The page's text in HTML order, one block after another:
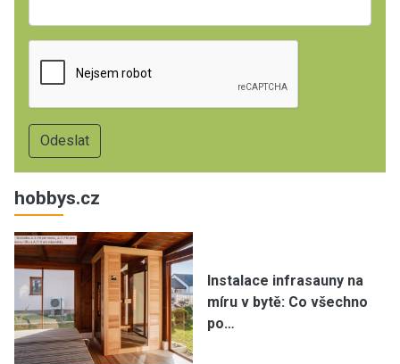
hobbys.cz
Instalace infrasauny na
míru v bytě: Co všechno
po…